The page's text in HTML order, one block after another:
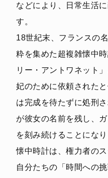
などにより、日常生活
す。
18世紀末、フランスの
粋を集めた超複雑懐中
リー・アントワネット
妃のために依頼された
は完成を待たずに処刑
が彼女の名前を残し、
を刻み続けることにな
懐中時計は、権力者の
自分たちの「時間への